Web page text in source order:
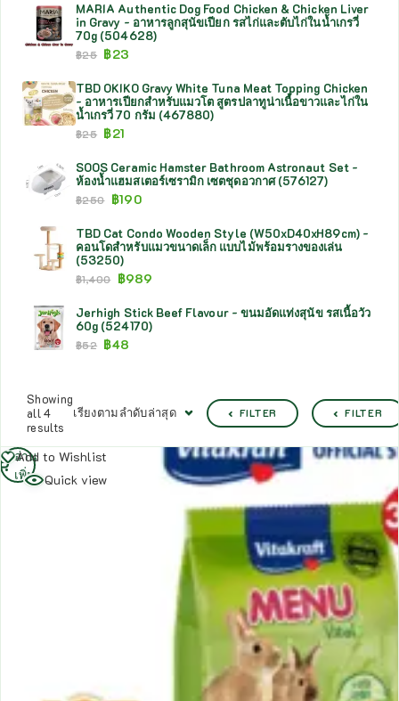
MARIA Authentic Dog Food Chicken & Chicken Liver
in Gravy - อาหารลูกสุนัขเปียก รสไก่และตับไก่ในน้ำเกรวี่
70g (504628)
฿25 ฿23
TBD OKIKO Gravy White Tuna Meat Topping Chicken
- อาหารเปียกสำหรับแมวโต สูตรปลาทูน่าเนื้อขาวและไก่ใน
น้ำเกรวี่ 70 กรัม (467880)
฿25 ฿21
SOOS Ceramic Hamster Bathroom Astronaut Set -
ห้องน้ำแฮมสเตอร์เซรามิก เซตชุดอวกาศ (576127)
฿250 ฿190
TBD Cat Condo Wooden Style (W50xD40xH89cm) -
คอนโดสำหรับแมวขนาดเล็ก แบบไม้พร้อมรางของเล่น
(53250)
฿1,400 ฿989
Jerhigh Stick Beef Flavour - ขนมอัดแท่งสุนัข รสเนื้อวัว
60g (524170)
฿52 ฿48
Showing
all 4
results
เรียงตามลำดับล่าสุด FILTER FILTER
Add to Wishlist
Quick view
อ่าน
เพิ่ม